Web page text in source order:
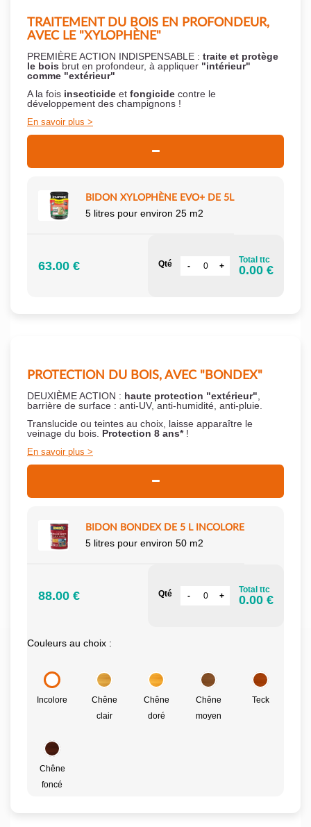
TRAITEMENT DU BOIS EN PROFONDEUR,
AVEC LE "XYLOPHÈNE"
PREMIÈRE ACTION INDISPENSABLE : traite et protège
le bois brut en profondeur, à appliquer "intérieur"
comme "extérieur"
A la fois insecticide et fongicide contre le
développement des champignons !
En savoir plus
BIDON XYLOPHÈNE EVO+ DE 5L
5 litres pour environ 25 m2
63.00 € Qté Total ttc
0.00 €
PROTECTION DU BOIS, AVEC "BONDEX"
DEUXIÈME ACTION : haute protection "extérieur"
barrière de surface : anti-UV, anti-humidité, anti-pluie.
Translucide ou teintes au choix, laisse apparaître le
veinage du bois. Protection 8 ans*!
En savoir plus
BIDON BONDEX DE 5 L INCOLORE
5 litres pour environ 50 m2
88.00 € Qté Total ttc
0.00 €
Couleurs au choix :
Incolore
Chêne
clair
Chêne
doré
Chêne
moyen
Teck
Chêne
foncé